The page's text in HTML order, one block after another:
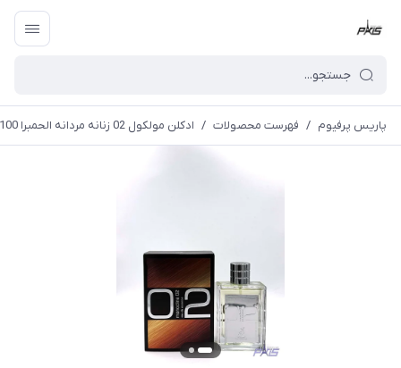
پاریس پرفیوم / فهرست محصولات / ادکلن مولکول 02 زنانه مردانه الحمبرا 100 میل Molecul 02 (AL Hambra)